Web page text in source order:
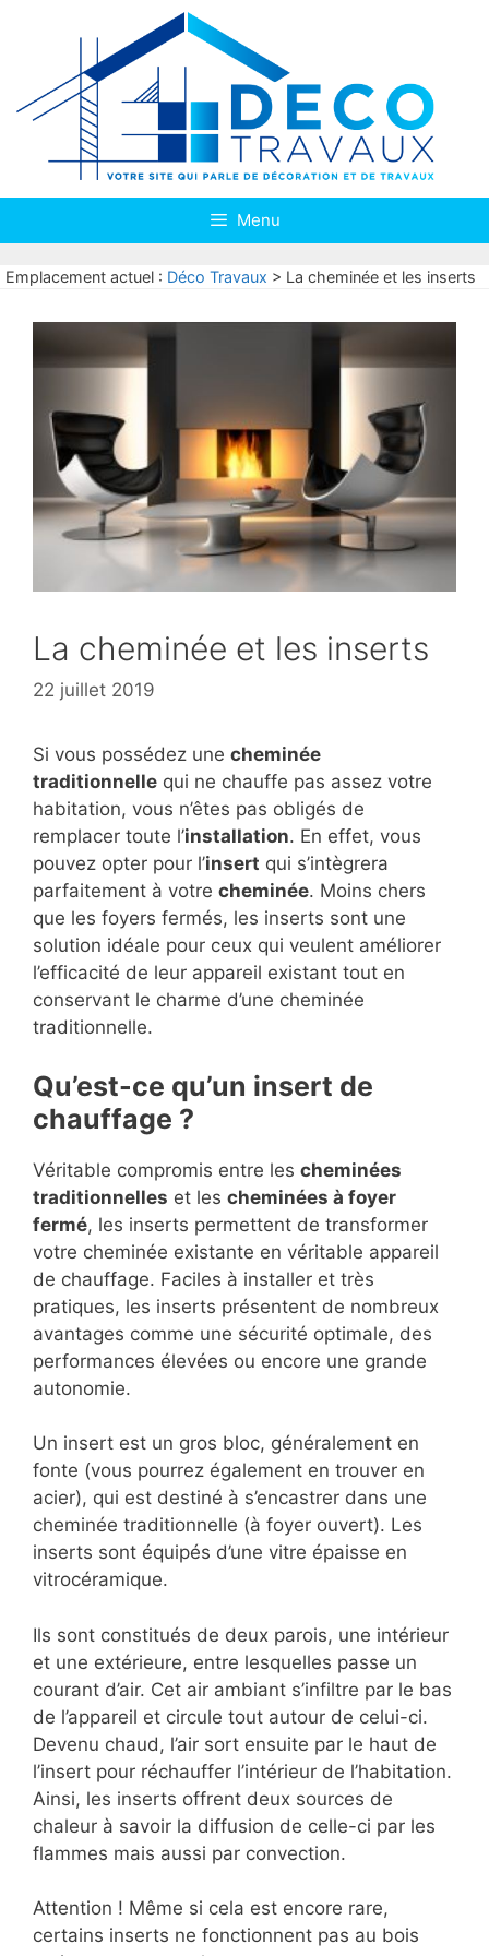
Menu
Emplacement actuel : Déco Travaux > La cheminée et les inserts
La cheminée et les inserts
22 juillet 2019
Si vous possédez une cheminée
traditionnelle qui ne chauffe pas assez votre
habitation, vous n’êtes pas obligés de
remplacer toute l’installation. En effet, vous
pouvez opter pour l’insert qui s’intègrera
parfaitement à votre cheminée. Moins chers
que les foyers fermés, les inserts sont une
solution idéale pour ceux qui veulent améliorer
l’efficacité de leur appareil existant tout en
conservant le charme d’une cheminée
traditionnelle.
Qu’est-ce qu’un insert de
chauffage ?
Véritable compromis entre les cheminées
traditionnelles et les cheminées à foyer
fermé, les inserts permettent de transformer
votre cheminée existante en véritable appareil
de chauffage. Faciles à installer et très
pratiques, les inserts présentent de nombreux
avantages comme une sécurité optimale, des
performances élevées ou encore une grande
autonomie.
Un insert est un gros bloc, généralement en
fonte (vous pourrez également en trouver en
acier), qui est destiné à s’encastrer dans une
cheminée traditionnelle (à foyer ouvert). Les
inserts sont équipés d’une vitre épaisse en
vitrocéramique.
Ils sont constitués de deux parois, une intérieur
et une extérieure, entre lesquelles passe un
courant d’air. Cet air ambiant s’infiltre par le bas
de l’appareil et circule tout autour de celui-ci.
Devenu chaud, l’air sort ensuite par le haut de
l’insert pour réchauffer l’intérieur de l’habitation.
Ainsi, les inserts offrent deux sources de
chaleur à savoir la diffusion de celle-ci par les
flammes mais aussi par convection.
Attention ! Même si cela est encore rare,
certains inserts ne fonctionnent pas au bois